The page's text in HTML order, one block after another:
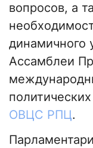
вопросов, а
динамичного
Ассамблеи
ОВЦС РПЦ.